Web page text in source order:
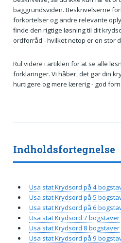
baggrundsviden. Beskrivelserne
forkortelser og andre relevante
finde den rigtige løsning til dit
ordforråd - hvilket netop er en stor
Rul videre i artiklen for at se alle
forklaringer. Vi håber, det gør din
hurtigere og mere lærerig - god
Indholdsfortegnelse
Usa stat Krydsord på 4
Usa stat Krydsord på 5
Usa stat Krydsord på 6
Usa stat Krydsord 7 bogstaver
Usa stat Krydsord 8 bogstaver
Usa stat Krydsord på 9